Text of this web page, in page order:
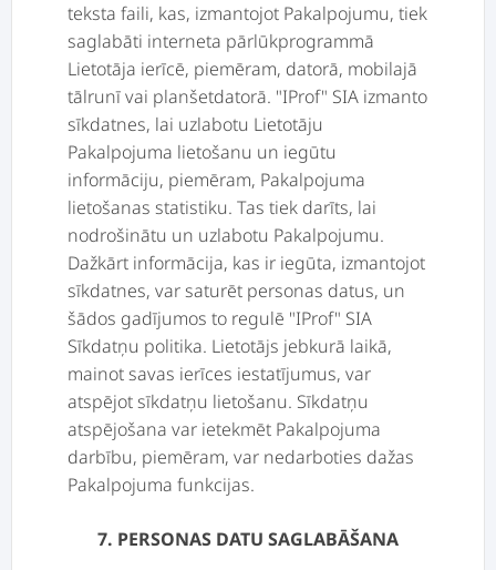
teksta faili, kas, izmantojot Pakalpojumu, tiek
saglabāti interneta pārlūkprogrammā
Lietotāja ierīcē, piemēram, datorā, mobilajā
tālrunī vai planšetdatorā. "IProf" SIA izmanto
sīkdatnes, lai uzlabotu Lietotāju
Pakalpojuma lietošanu un iegūtu
informāciju, piemēram, Pakalpojuma
lietošanas statistiku. Tas tiek darīts, lai
nodrošinātu un uzlabotu Pakalpojumu.
Dažkārt informācija, kas ir iegūta, izmantojot
sīkdatnes, var saturēt personas datus, un
šādos gadījumos to regulē "IProf" SIA
Sīkdatņu politika. Lietotājs jebkurā laikā,
mainot savas ierīces iestatījumus, var
atspējot sīkdatņu lietošanu. Sīkdatņu
atspējošana var ietekmēt Pakalpojuma
darbību, piemēram, var nedarboties dažas
Pakalpojuma funkcijas.
7. PERSONAS DATU SAGLABĀŠANA